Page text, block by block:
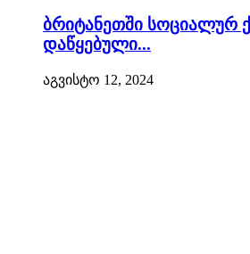
ბრიტანეთში სოციალურ
დაწყებული...
აგვისტო 12, 2024